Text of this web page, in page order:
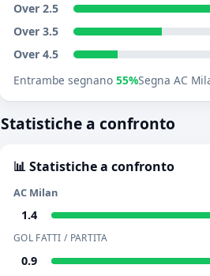
Over 2.5
Over 3.5
Over 4.5
Entrambe segnano 55%Segna AC
Statistiche a confronto
📊 Statistiche a confronto
AC Milan
1.4
GOL FATTI / PARTITA
0.9